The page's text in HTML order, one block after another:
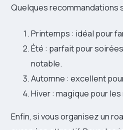
Quelques recommandations
Printemps : idéal pour
Été : parfait pour
notable.
Automne : excellent
Hiver : magique pour
Enfin, si vous organisez un